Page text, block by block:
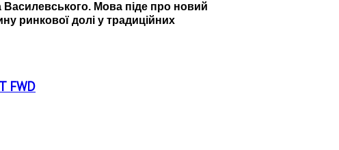
Василевського. Мова піде про новий
ринкової долі у традиційних
FWD